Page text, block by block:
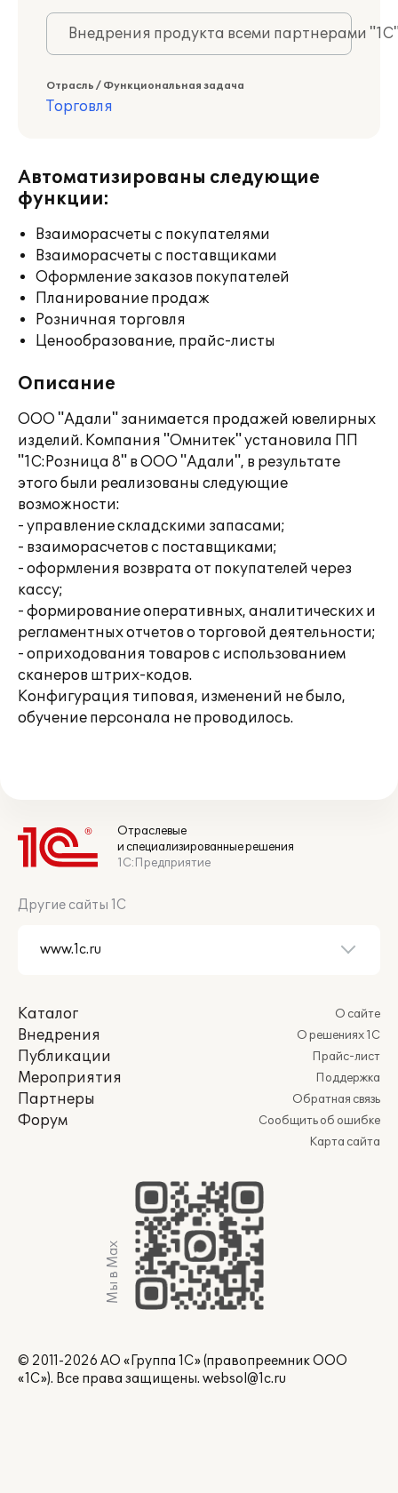
Внедрения продукта всеми партнерами
Отрасль / Функциональная задача
Торговля
Автоматизированы следующие
функции:
Взаиморасчеты с покупателями
Взаиморасчеты с поставщиками
Оформление заказов покупателей
Планирование продаж
Розничная торговля
Ценообразование, прайс-листы
Описание
ООО "Адали" занимается продажей ювелирных
изделий. Компания "Омнитек" установила ПП
"1С:Розница 8" в ООО "Адали", в результате
этого были реализованы следующие
возможности:
- управление складскими запасами;
- взаиморасчетов с поставщиками;
- оформления возврата от покупателей через
кассу;
- формирование оперативных, аналитических и
регламентных отчетов о торговой деятельности;
- оприходования товаров с использованием
сканеров штрих-кодов.
Конфигурация типовая, изменений не было,
обучение персонала не проводилось.
Отраслевые
и специализированные решения
1С:Предприятие
Другие сайты 1С
Каталог
Внедрения
Публикации
Мероприятия
Партнеры
Форум
О сайте
О решениях 1С
Прайс-лист
Поддержка
Обратная связь
Сообщить об ошибке
Карта сайта
Мы в Max
© 2011-2026 АО «Группа 1С» (правопреемник ООО
«1С»). Все права защищены. websol@1c.ru